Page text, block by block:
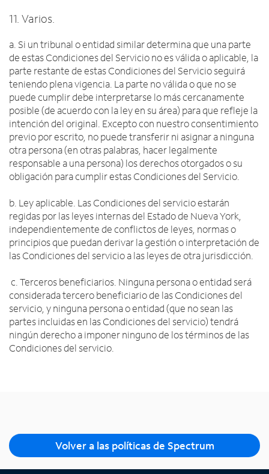
11. Varios.
a. Si un tribunal o entidad similar determina que una parte
de estas Condiciones del Servicio no es válida o aplicable, la
parte restante de estas Condiciones del Servicio seguirá
teniendo plena vigencia. La parte no válida o que no se
puede cumplir debe interpretarse lo más cercanamente
posible (de acuerdo con la ley en su área) para que refleje la
intención del original. Excepto con nuestro consentimiento
previo por escrito, no puede transferir ni asignar a ninguna
otra persona (en otras palabras, hacer legalmente
responsable a una persona) los derechos otorgados o su
obligación para cumplir estas Condiciones del Servicio.
b. Ley aplicable. Las Condiciones del servicio estarán
regidas por las leyes internas del Estado de Nueva York,
independientemente de conflictos de leyes, normas o
principios que puedan derivar la gestión o interpretación de
las Condiciones del servicio a las leyes de otra jurisdicción.
c. Terceros beneficiarios. Ninguna persona o entidad será
considerada tercero beneficiario de las Condiciones del
servicio, y ninguna persona o entidad (que no sean las
partes incluidas en las Condiciones del servicio) tendrá
ningún derecho a imponer ninguno de los términos de las
Condiciones del servicio.
Volver a las políticas de Spectrum